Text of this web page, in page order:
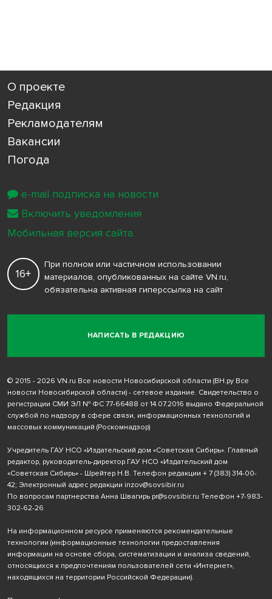
О проекте
Редакция
Рекламодателям
Вакансии
Погода
НАПИСАТЬ В РЕДАКЦИЮ
16+
При полном или частичном использовании
материалов, опубликованных на сайте VN.ru,
обязательна активная гиперссылка на сайт
© 2015 - 2026 VN.ru Все новости Новосибирской области (ВН.ру Все
новости Новосибирской области) - сетевое издание. Свидетельство о
регистрации СМИ ЭЛ № ФС 77-66488 от 14.07.2016 выдано Федеральной
службой по надзору в сфере связи, информационных технологий и
массовых коммуникаций (Роскомнадзор)
Учредитель ГАУ НСО «Издательский дом «Советская Сибирь». Главный
редактор, руководитель-директор ГАУ НСО «Издательский дом
«Советская Сибирь» - Шрейтер Н.В. Телефон редакции + 7 (383) 314-00-
42; Электронный адрес редакции inzov@sovsibir.ru
По вопросам партнерства Анна Швагирь pr@sovsibir.ru Телефон +7-983-
302-62-26
На информационном ресурсе применяются рекомендательные
технологии (информационные технологии предоставления
информации на основе сбора, систематизации и анализа сведений,
относящихся к предпочтениям пользователей сети «Интернет»,
находящихся на территории Российской Федерации).
e-mail подписка на новости
Включить уведомления
Мобильная версия сайта